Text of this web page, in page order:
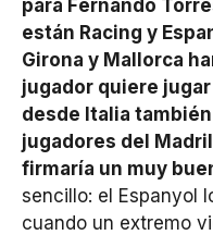
para Fernando
están Racing y
Girona y Mallorca
jugador quiere
desde Italia
jugadores del
firmaría un muy
sencillo: el Espanyol
cuando un extremo